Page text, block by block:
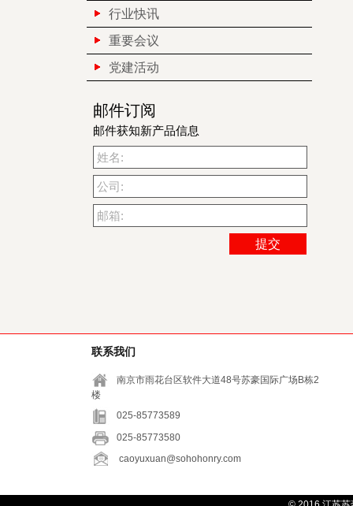
行业快讯
重要会议
党建活动
邮件订阅
邮件获知新产品信息
姓名:
公司:
邮箱:
联系我们
南京市雨花台区软件大道48号苏豪国际广场B栋2
楼
025-85773589
025-85773580
caoyuxuan@sohohonry.com